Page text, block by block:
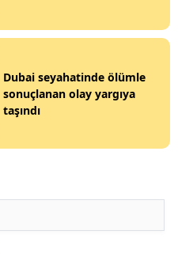
Dubai seyahatinde ölümle
sonuçlanan olay yargıya
taşındı